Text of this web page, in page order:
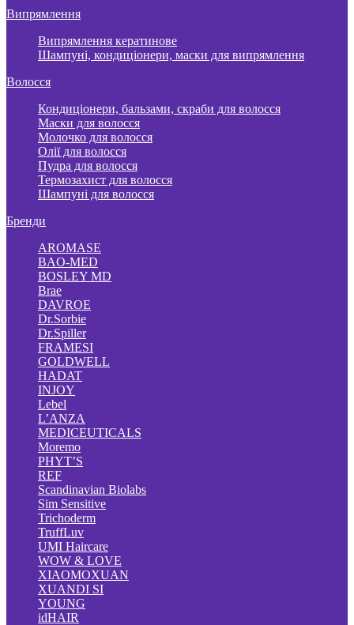
Випрямлення
Випрямлення кератинове
Шампуні, кондиціонери, маски для випрямлення
Волосся
Кондиціонери, бальзами, скраби для волосся
Маски для волосся
Молочко для волосся
Олії для волосся
Пудра для волосся
Термозахист для волосся
Шампуні для волосся
Бренди
AROMASE
BAO-MED
BOSLEY MD
Brae
DAVROE
Dr.Sorbie
Dr.Spiller
FRAMESI
GOLDWELL
HADAT
INJOY
Lebel
L’ANZA
MEDICEUTICALS
Moremo
PHYT’S
REF
Scandinavian Biolabs
Sim Sensitive
Trichoderm
TruffLuv
UMI Haircare
WOW & LOVE
XIAOMOXUAN
XUANDI SI
YOUNG
idHAIR